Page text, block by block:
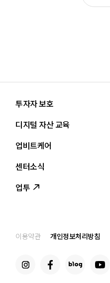
투자자 보호
올바른 투자란?
투자사기 유형과 예방
업비트 보호조치
디지털 자산 교육
교육
조사·연구
업비트케어
서비스안내
서비스신청
센터소식
인사말
공지사항
업투
이용약관 개인정보처리방침